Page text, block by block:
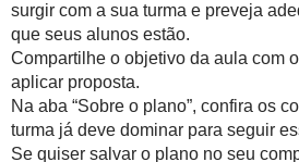
surgir com a sua turma e preveja
que seus alunos estão.
Compartilhe o objetivo da aula com
aplicar proposta.
Na aba “Sobre o plano”, confira os
turma já deve dominar para seguir
Se quiser salvar o plano no seu